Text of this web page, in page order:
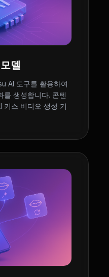
델
AI 도구를 활용하여
를 생성합니다. 콘텐
키스 비디오 생성 기